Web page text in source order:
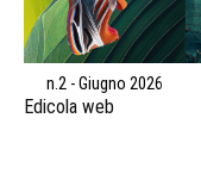
n.2 - Giugno 2026
Edicola web